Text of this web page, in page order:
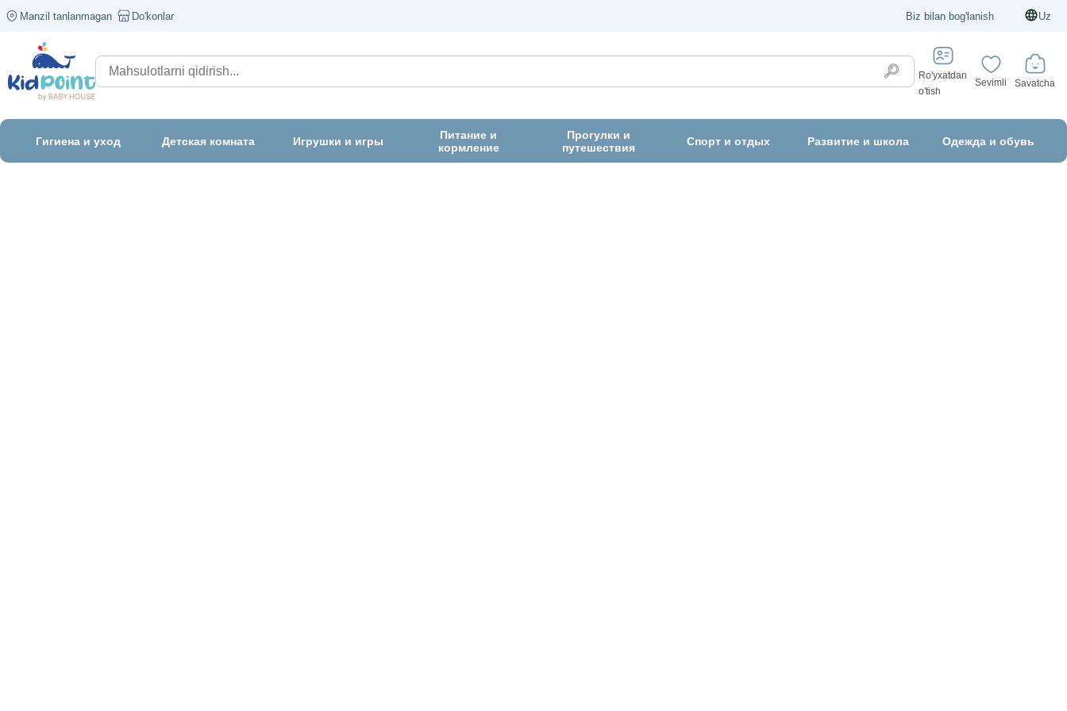
Manzil tanlanmagan Do'konlar Biz bilan bog'lanish Uz
Ro'yxatdan
o'tish
Sevimli Savatcha
Гигиена и уход Детская комната Игрушки и игры
Питание и
кормление
Прогулки и
путешествия
Спорт и отдых Развитие и школа Одежда и обувь